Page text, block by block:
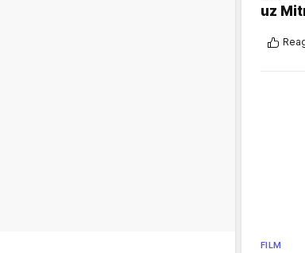
uz
FILM